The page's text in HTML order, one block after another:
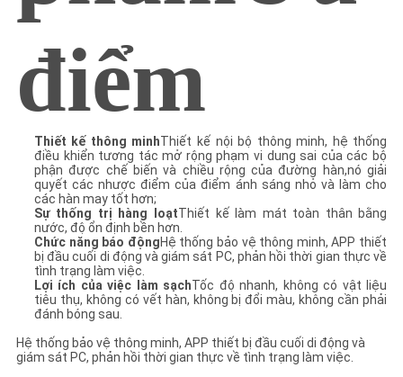
điểm
Thiết kế thông minhThiết kế nội bộ thông minh, hệ thống
điều khiển tương tác mở rộng phạm vi dung sai của các bộ
phận được chế biến và chiều rộng của đường hàn,nó giải
quyết các nhược điểm của điểm ánh sáng nhỏ và làm cho
các hàn may tốt hơn;
Sự thống trị hàng loạtThiết kế làm mát toàn thân bằng
nước, độ ổn định bền hơn.
Chức năng báo độngHệ thống bảo vệ thông minh, APP thiết
bị đầu cuối di động và giám sát PC, phản hồi thời gian thực về
tình trạng làm việc.
Lợi ích của việc làm sạchTốc độ nhanh, không có vật liệu
tiêu thụ, không có vết hàn, không bị đổi màu, không cần phải
đánh bóng sau.
Hệ thống bảo vệ thông minh, APP thiết bị đầu cuối di động và
giám sát PC, phản hồi thời gian thực về tình trạng làm việc.